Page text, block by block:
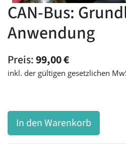
CAN-Bus:
Anwendung
Preis:99,00€
inkl. der gültigen gesetzlichen
In den Warenkorb